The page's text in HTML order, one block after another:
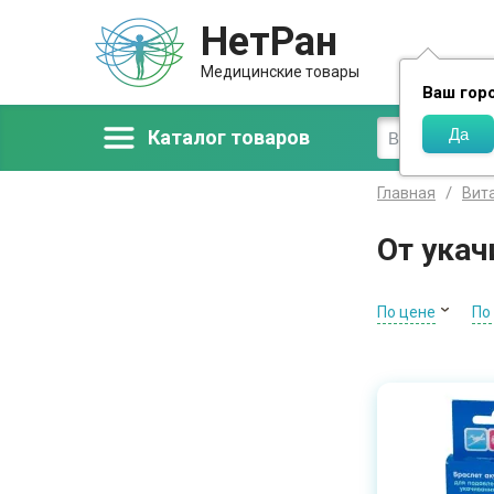
НетРан
Медицинские товары
Ваш
Каталог товаров
Главная
От
По цене По